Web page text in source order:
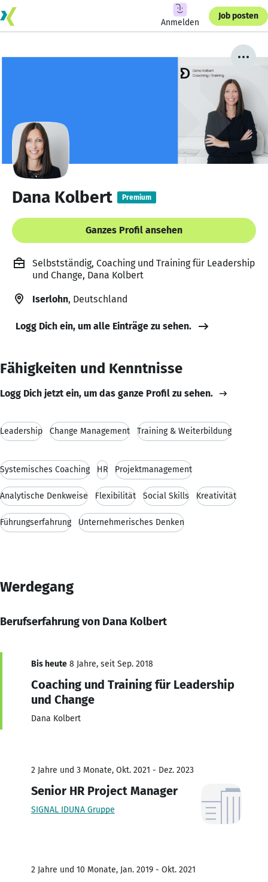
Anmelden
Job posten
Dana Kolbert Premium
Ganzes Profil ansehen
Selbstständig, Coaching und Training für Leadership
und Change, Dana Kolbert
Iserlohn, Deutschland
Logg Dich ein, um alle Einträge zu sehen.
Fähigkeiten und Kenntnisse
Logg Dich jetzt ein, um das ganze Profil zu sehen.
Leadership Change Management Training & Weiterbildung
Systemisches Coaching HR Projektmanagement
Analytische Denkweise Flexibilität Social Skills Kreativität
Führungserfahrung Unternehmerisches Denken
Werdegang
Berufserfahrung von Dana Kolbert
Bis heute 8 Jahre, seit Sep. 2018
Coaching und Training für Leadership
und Change
Dana Kolbert
2 Jahre und 3 Monate, Okt. 2021 - Dez. 2023
Senior HR Project Manager
SIGNAL IDUNA Gruppe
2 Jahre und 10 Monate, Jan. 2019 - Okt. 2021